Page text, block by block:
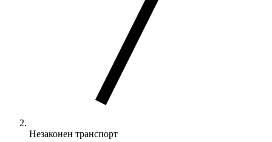
Незаконен транспорт